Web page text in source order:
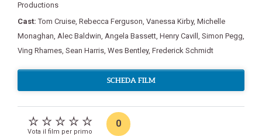
Productions
Cast:Tom Cruise, Rebecca Ferguson, Vanessa Kirby, Michelle
Monaghan, Alec Baldwin, Angela Bassett, Henry Cavill , Simon Pegg,
Ving Rhames, Sean Harris, Wes Bentley, Frederick Schmidt
SCHEDA FILM
Vota il film per primo
0